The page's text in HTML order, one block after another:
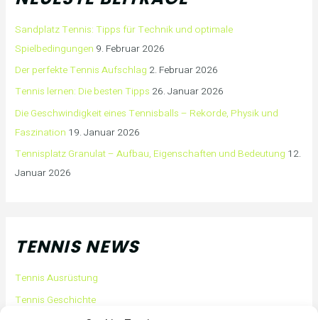
Sandplatz Tennis: Tipps für Technik und optimale
Spielbedingungen 9. Februar 2026
Der perfekte Tennis Aufschlag 2. Februar 2026
Tennis lernen: Die besten Tipps 26. Januar 2026
Die Geschwindigkeit eines Tennisballs – Rekorde, Physik und
Faszination 19. Januar 2026
Tennisplatz Granulat – Aufbau, Eigenschaften und Bedeutung 12.
Januar 2026
TENNIS NEWS
Tennis Ausrüstung
Tennis Geschichte